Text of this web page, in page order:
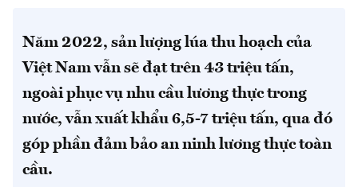
Năm 2022, sản lượng lúa thu hoạch của
Việt Nam vẫn sẽ đạt trên 43 triệu tấn,
ngoài phục vụ nhu cầu lương thực trong
nước, vẫn xuất khẩu 6,5-7 triệu tấn, qua đó
góp phần đảm bảo an ninh lương thực toàn
cầu.